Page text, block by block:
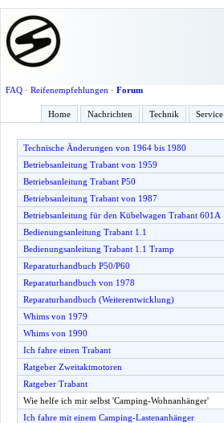
FAQ· Reifenempfehlungen · Forum
Home Nachrichten Technik Service
Technische Änderungen von 1964 bis 1980
Betriebsanleitung Trabant von 1959
Betriebsanleitung Trabant P50
Betriebsanleitung Trabant von 1987
Betriebsanleitung für den Kübelwagen Trabant 601A
Bedienungsanleitung Trabant 1.1
Bedienungsanleitung Trabant 1.1 Tramp
Reparaturhandbuch P50/P60
Reparaturhandbuch von 1978
Reparaturhandbuch (Weiterentwicklung)
Whims von 1979
Whims von 1990
Ich fahre einen Trabant
Ratgeber Zweitaktmotoren
Ratgeber Trabant
Wie helfe ich mir selbst 'Camping-Wohnanhänger'
Ich fahre mit einem Camping-Lastenanhänger